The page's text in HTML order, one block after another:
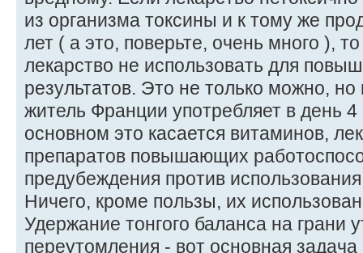
из организма токсины и к тому же
лет ( а это, поверьте, очень много ),
лекарство не использовать для
результатов. Это не только можно,
житель Франции употребляет в день 4
основном это касается витаминов,
препаратов повышающих
предубеждения против
Ничего, кроме пользы, их
Удержание тонгого баланса на грани
переутомления - вот основная задача